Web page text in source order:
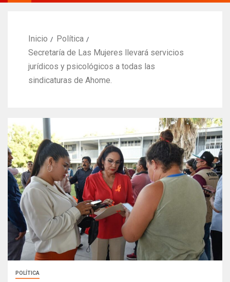
Inicio
Política
Secretaría de Las Mujeres llevará servicios
jurídicos y psicológicos a todas las
sindicaturas de Ahome.
POLÍTICA